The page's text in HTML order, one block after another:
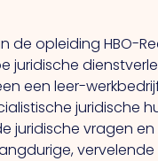
de opleiding HBO-
juridische
een leer-
juridische
juridische vragen